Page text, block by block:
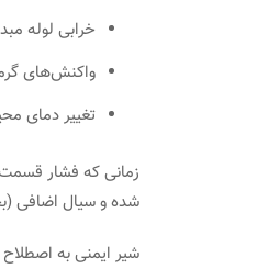
خرابی لوله
واکنش‌های
تغییر دمای
زمانی که فشار
شده و سیال اضافی
شیر ایمنی به